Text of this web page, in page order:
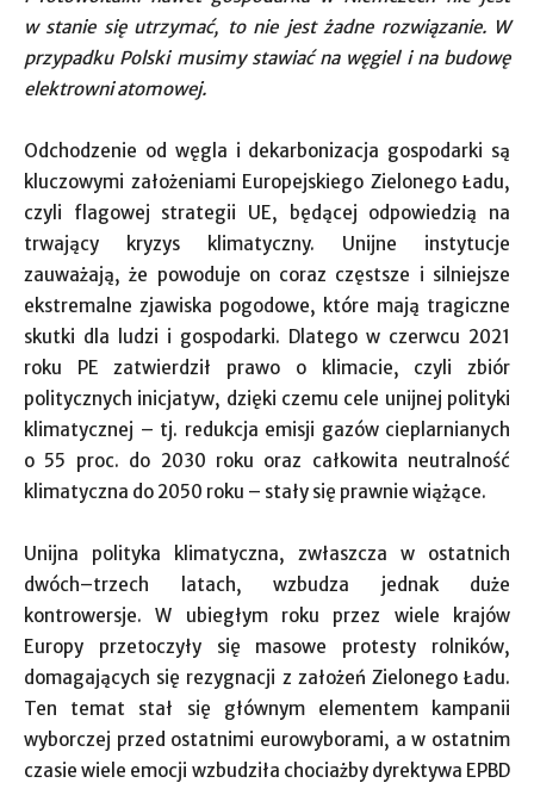
w stanie się utrzymać, to nie jest żadne rozwiązanie. W
przypadku Polski musimy stawiać na węgiel i na budowę
elektrowni atomowej.
Odchodzenie od węgla i dekarbonizacja gospodarki są
kluczowymi założeniami Europejskiego Zielonego Ładu,
czyli flagowej strategii UE, będącej odpowiedzią na
trwający kryzys klimatyczny. Unijne instytucje
zauważają, że powoduje on coraz częstsze i silniejsze
ekstremalne zjawiska pogodowe, które mają tragiczne
skutki dla ludzi i gospodarki. Dlatego w czerwcu 2021
roku PE zatwierdził prawo o klimacie, czyli zbiór
politycznych inicjatyw, dzięki czemu cele unijnej polityki
klimatycznej – tj. redukcja emisji gazów cieplarnianych
o 55 proc. do 2030 roku oraz całkowita neutralność
klimatyczna do 2050 roku – stały się prawnie wiążące.
Unijna polityka klimatyczna, zwłaszcza w ostatnich
dwóch–trzech latach, wzbudza jednak duże
kontrowersje. W ubiegłym roku przez wiele krajów
Europy przetoczyły się masowe protesty rolników,
domagających się rezygnacji z założeń Zielonego Ładu.
Ten temat stał się głównym elementem kampanii
wyborczej przed ostatnimi eurowyborami, a w ostatnim
czasie wiele emocji wzbudziła chociażby dyrektywa EPBD